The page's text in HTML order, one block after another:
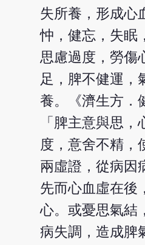
失所養，形成心
忡，健忘，失眠
思慮過度，勞傷
足，脾不健運，
養。《濟生方．
「脾主意與思
度，意舍不精，
兩虛證，從病因
先而心血虛在後
心。或憂思氣結
病失調，造成脾